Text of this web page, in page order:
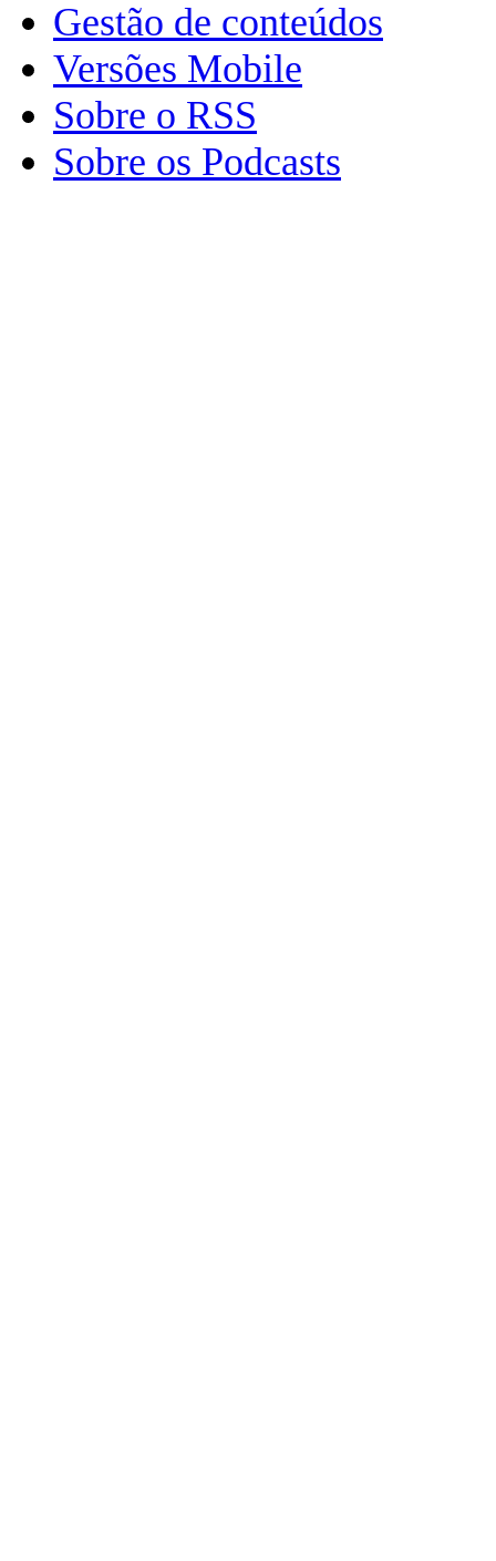
Gestão de conteúdos
Versões Mobile
Sobre o RSS
Sobre os Podcasts